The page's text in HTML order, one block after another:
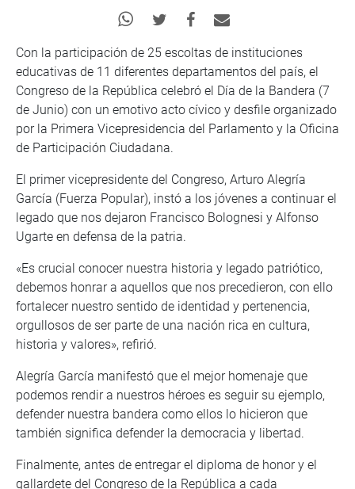
Con la participación de 25 escoltas de instituciones
educativas de 11 diferentes departamentos del país, el
Congreso de la República celebró el Día de la Bandera (7
de Junio) con un emotivo acto cívico y desfile organizado
por la Primera Vicepresidencia del Parlamento y la Oficina
de Participación Ciudadana.
El primer vicepresidente del Congreso, Arturo Alegría
García (Fuerza Popular), instó a los jóvenes a continuar el
legado que nos dejaron Francisco Bolognesi y Alfonso
Ugarte en defensa de la patria.
«Es crucial conocer nuestra historia y legado patriótico,
debemos honrar a aquellos que nos precedieron, con ello
fortalecer nuestro sentido de identidad y pertenencia,
orgullosos de ser parte de una nación rica en cultura,
historia y valores», refirió.
Alegría García manifestó que el mejor homenaje que
podemos rendir a nuestros héroes es seguir su ejemplo,
defender nuestra bandera como ellos lo hicieron que
también significa defender la democracia y libertad.
Finalmente, antes de entregar el diploma de honor y el
gallardete del Congreso de la República a cada